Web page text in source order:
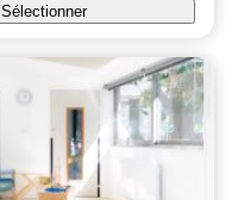
Sélectionner